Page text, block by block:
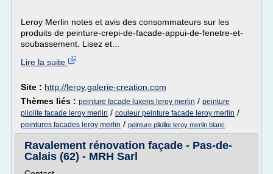
Leroy Merlin notes et avis des consommateurs sur les
produits de peinture-crepi-de-facade-appui-de-fenetre-et-
soubassement. Lisez et...
Lire la suite
Site : http://leroy.galerie-creation.com
Thèmes liés : peinture facade luxens leroy merlin / peinture
pliolite facade leroy merlin / couleur peinture facade leroy merlin /
peintures facades leroy merlin / peinture pliolite leroy merlin blanc
Ravalement rénovation façade - Pas-de-
Calais (62) - MRH Sarl